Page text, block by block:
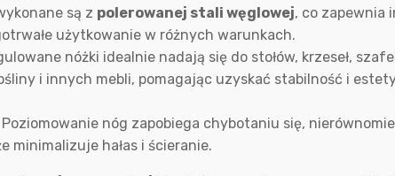
są z polerowanej stali węglowej, co zapewnia
użytkowanie w różnych warunkach.
nóżki idealnie nadają się do stołów, krzeseł,
i innych mebli, pomagając uzyskać stabilność i
Poziomowanie nóg zapobiega chybotaniu się,
minimalizuje hałas i ścieranie.